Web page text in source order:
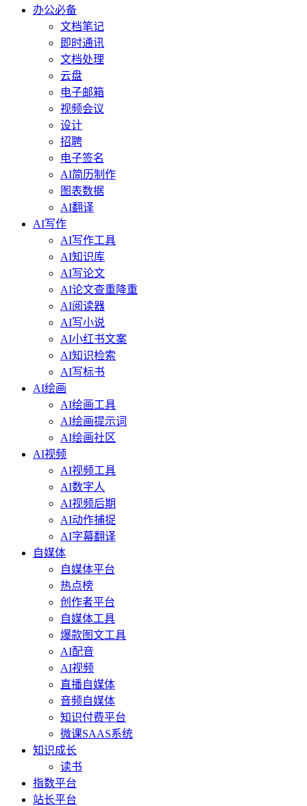
办公必备
文档笔记
即时通讯
文档处理
云盘
电子邮箱
视频会议
设计
招聘
电子签名
AI简历制作
图表数据
AI翻译
AI写作
AI写作工具
AI知识库
AI写论文
AI论文查重降重
AI阅读器
AI写小说
AI小红书文案
AI知识检索
AI写标书
AI绘画
AI绘画工具
AI绘画提示词
AI绘画社区
AI视频
AI视频工具
AI数字人
AI视频后期
AI动作捕捉
AI字幕翻译
自媒体
自媒体平台
热点榜
创作者平台
自媒体工具
爆款图文工具
AI配音
AI视频
直播自媒体
音频自媒体
知识付费平台
微课SAAS系统
知识成长
读书
指数平台
站长平台